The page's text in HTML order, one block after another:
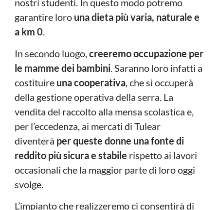
nostri studenti. In questo modo potremo
garantire loro una dieta più varia, naturale e
a km 0.
In secondo luogo, creeremo occupazione per
le mamme dei bambini . Saranno loro infatti a
costituire una cooperativa , che si occuperà
della gestione operativa della serra. La
vendita del raccolto alla mensa scolastica e,
per l’eccedenza, ai mercati di Tulear
diventerà per queste donne una fonte di
reddito più sicura e stabile rispetto ai lavori
occasionali che la maggior parte di loro oggi
svolge.
L’impianto che realizzeremo ci consentirà di